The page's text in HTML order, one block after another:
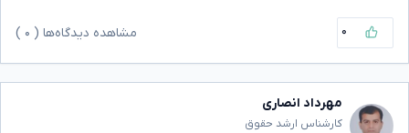
۰ مشاهده دیدگاه‌ها ( ۰
مهرداد انصاری
کارشناس ارشد حقوق